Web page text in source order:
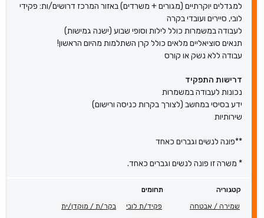
למגדלים יוקרתיים (מגורים + משרדים) באזור המרכז דרושים/ות: פקידי
לובי, סיירים ועובדי בקרה
לעבודה במשמרות כולל לילות וסופי שבוע (ישנה גמישות)
תנאים סוציאליים מלאים כולל קרן השתלמות מהיום הראשון!
עבודה ללא נשק או קורס
דרישות התפקיד
נכונות לעבודה במשמרות
ידע בסיסי במחשב (לצורך בקרות כניסה ורישום)
שירותיות
**פונה לנשים וגברים כאחד
* משרה זו פונה לנשים וגברים כאחד.
קטגוריה
תחומים
שמירה / אבטחה
פקיד/ת לובי בקר/ת / מוקדן/ית